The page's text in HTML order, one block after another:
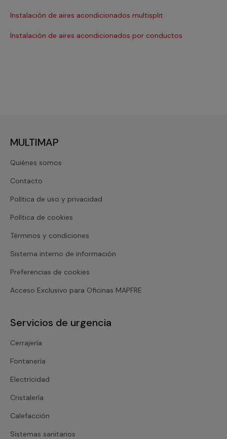
Instalación de aires acondicionados multisplit
Instalación de aires acondicionados por conductos
MULTIMAP
Quiénes somos
Contacto
Política de uso y privacidad
Política de cookies
Términos y condiciones
Sistema interno de información
Preferencias de cookies
Acceso Exclusivo para Oficinas MAPFRE
Servicios de urgencia
Cerrajería
Fontanería
Electricidad
Cristalería
Calefacción
Sistemas sanitarios